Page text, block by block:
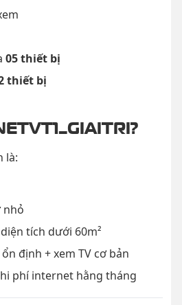
05 thiết bị
thiết bị
là:
nhỏ
tích dưới 60m²
định + xem TV cơ bản
phí internet hằng tháng